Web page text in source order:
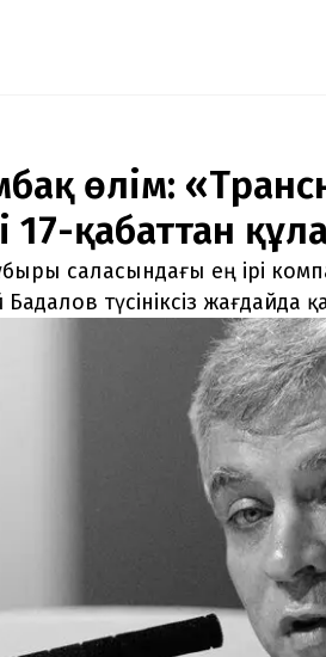
электронды
нөмір
Тек email
өлім:
17-қабаттан
саласындағы ең ірі
түсініксіз жағдайда